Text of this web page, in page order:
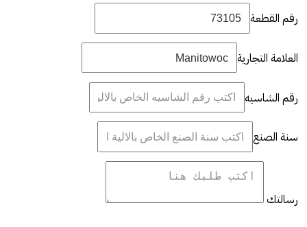
رقم القطعة
العلامة التجارية
رقم الشاسيه
سنة الصنع
رسالتك